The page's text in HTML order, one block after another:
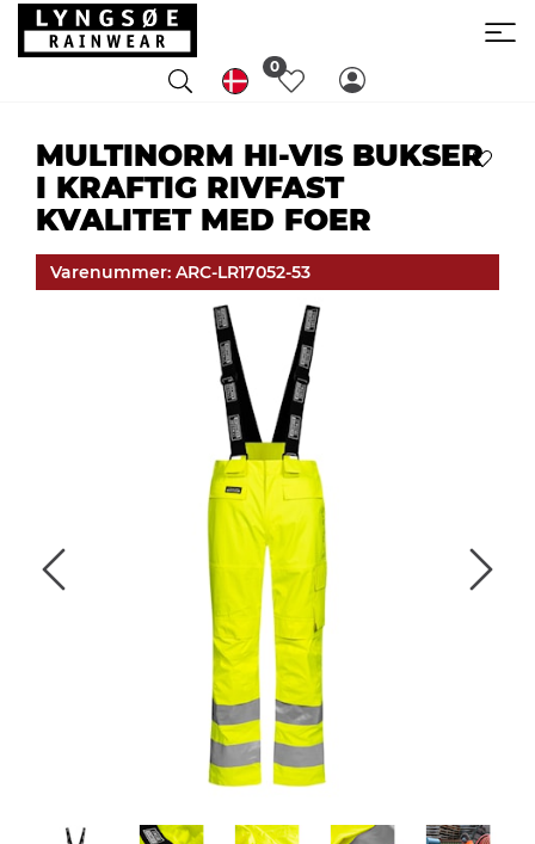
0
MULTINORM HI-VIS BUKSER
I KRAFTIG RIVFAST
KVALITET MED FOER
Varenummer: ARC-LR17052-53